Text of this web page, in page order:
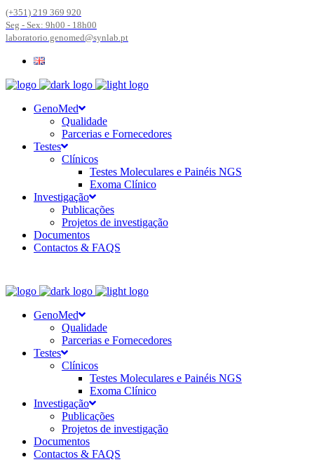
(+351) 219 369 920
Seg - Sex: 9h00 - 18h00
laboratorio.genomed@synlab.pt
GenoMed
Qualidade
Parcerias e Fornecedores
Testes
Clínicos
Testes Moleculares e Painéis NGS
Exoma Clínico
Investigação
Publicações
Projetos de investigação
Documentos
Contactos & FAQS
GenoMed
Qualidade
Parcerias e Fornecedores
Testes
Clínicos
Testes Moleculares e Painéis NGS
Exoma Clínico
Investigação
Publicações
Projetos de investigação
Documentos
Contactos & FAQS